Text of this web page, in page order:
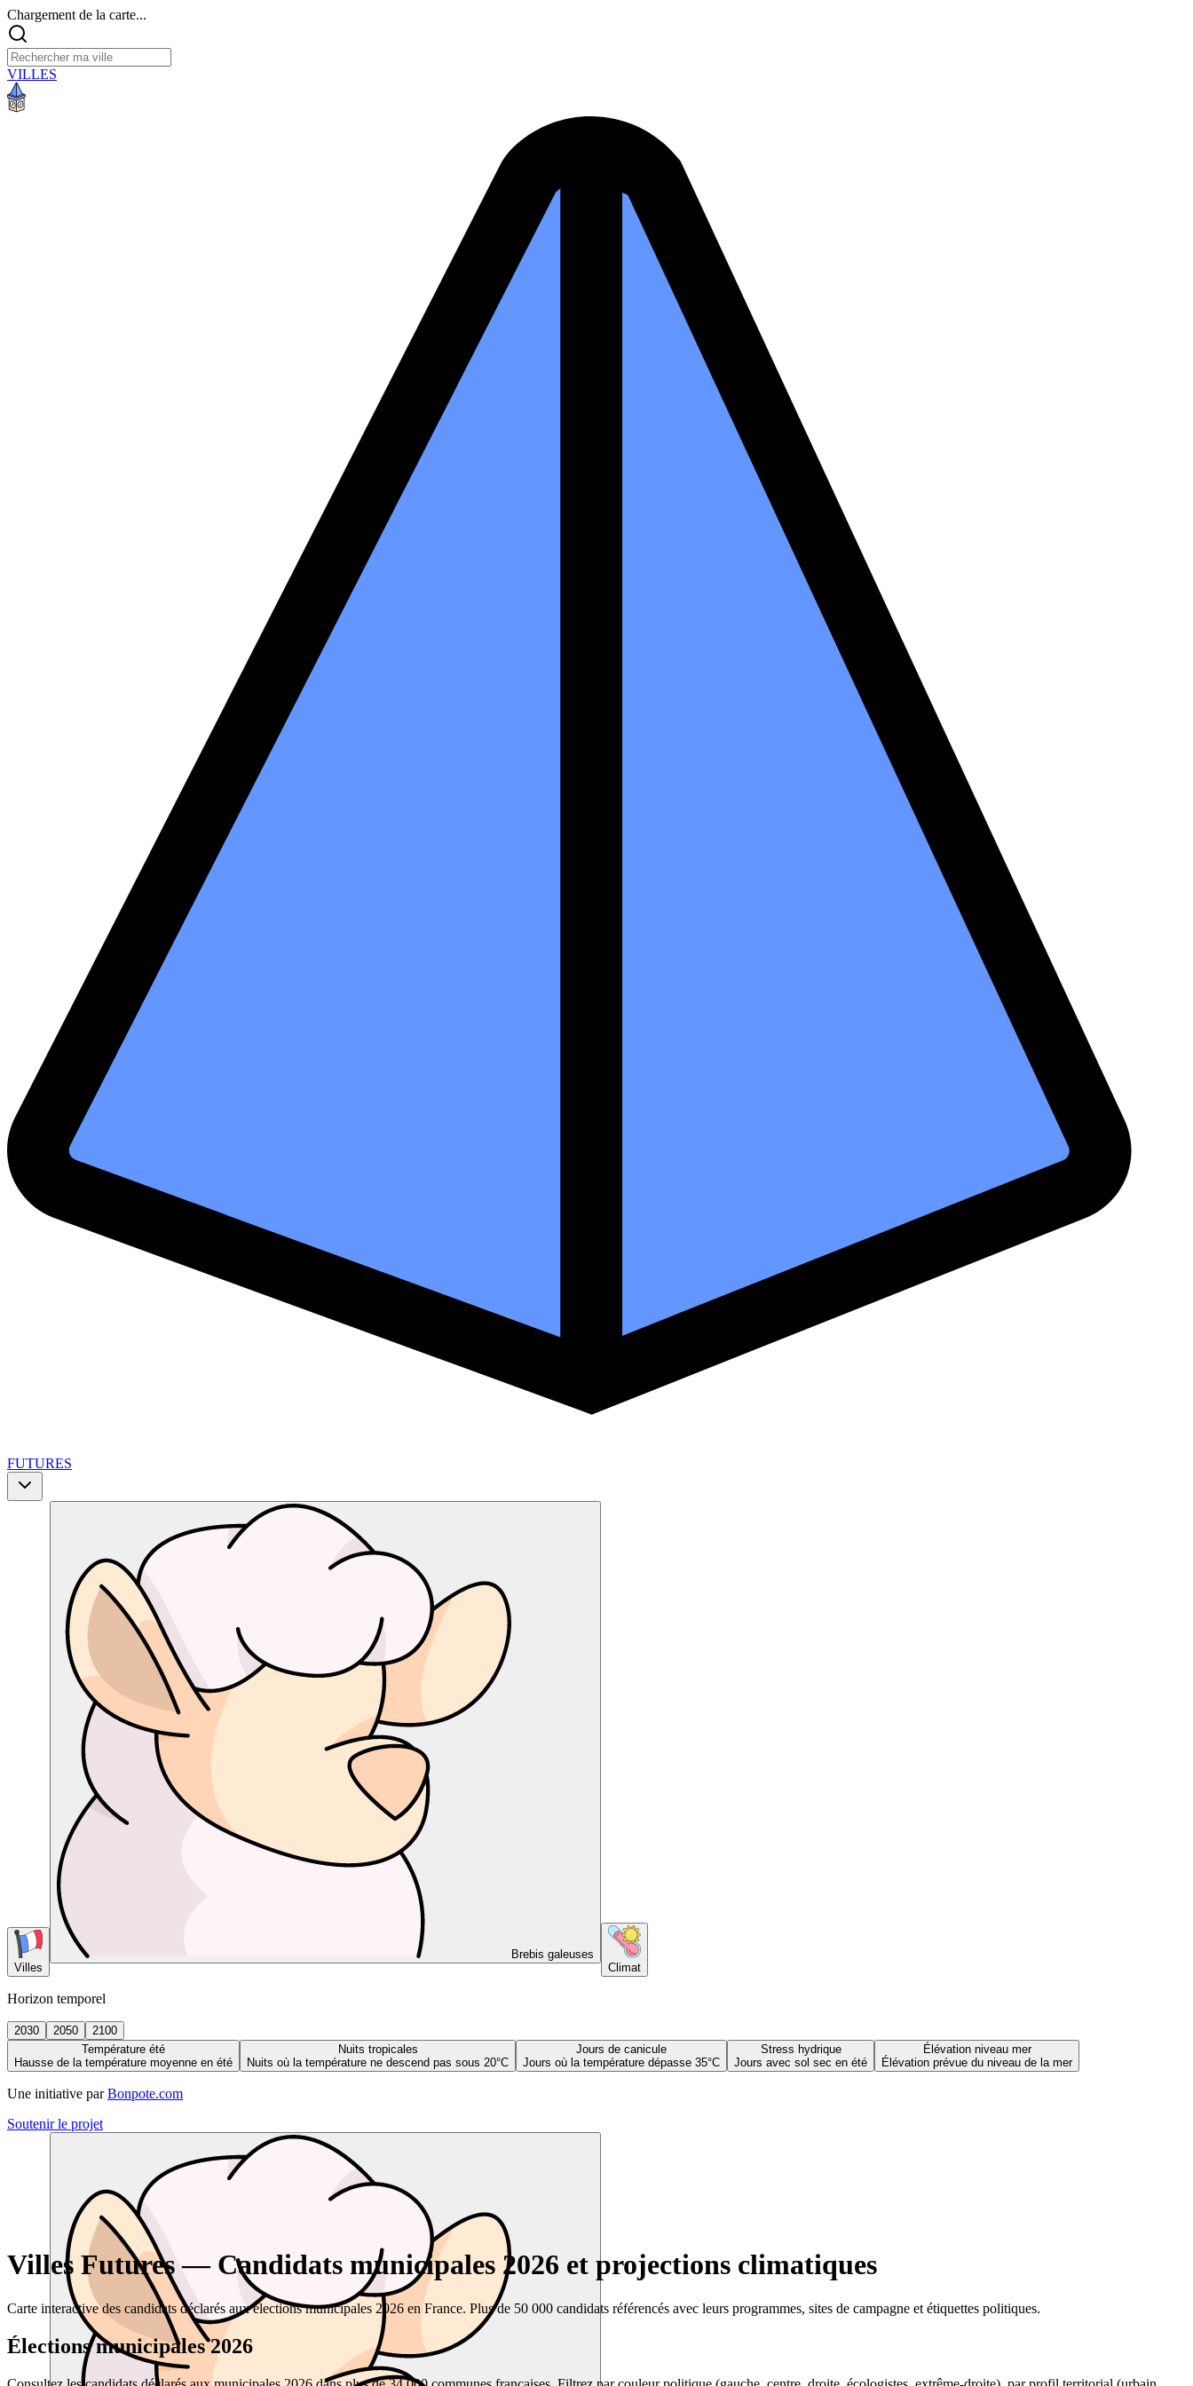
Chargement de la carte...
VILLES
FUTURES
Villes
Brebis galeuses
Climat
Horizon temporel
2030 2050
2100
Température été
Hausse de la température moyenne en été
Nuits tropicales
Nuits où la température ne descend pas sous 20°C
Jours de canicule
Jours où la température dépasse 35°C
Stress hydrique
Jours avec sol sec en été
Élévation niveau mer
Élévation prévue du niveau de la mer
Une initiative par Bonpote.com
Soutenir le projet
Villes Futures — Candidats municipales 2026 et projections climatiques
Carte interactive des candidats déclarés aux élections municipales 2026 en France. Plus de 50 000 candidats référencés avec leurs programmes, sites de campagne et étiquettes politiques.
Élections municipales 2026